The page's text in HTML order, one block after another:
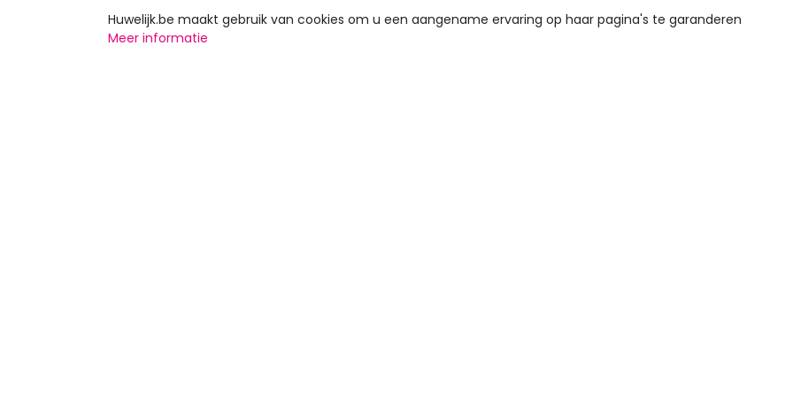
Huwelijk.be maakt gebruik van cookies om u een aangename ervaring op haar pagina's te garanderen
Meer informatie